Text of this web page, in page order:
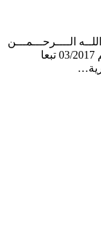
2017 بـــســـم اللــه الــــرحـــمـــن
الــرحــيـــم بـــيــان صــحــفــي رقـــم 03/2017 تبعا